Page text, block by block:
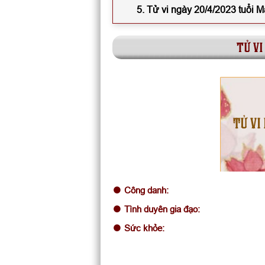
5. Tử vi ngày 20/4/2023 tuổi
tử vi
TỬ VI
Công danh:
Tình duyên gia đạo:
Sức khỏe: